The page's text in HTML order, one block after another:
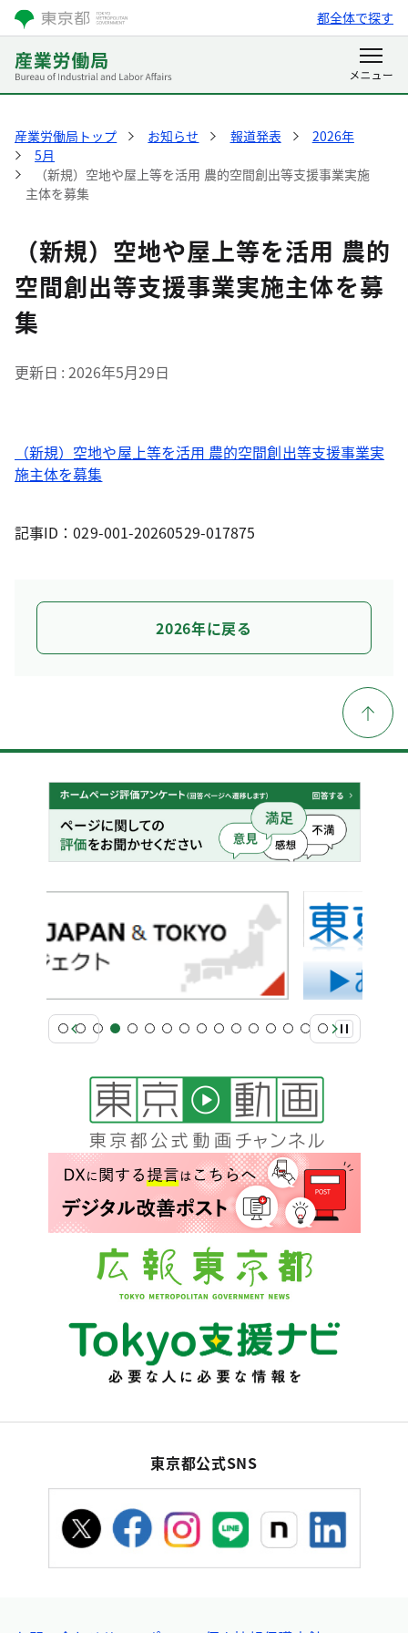
都全体で探す
産業労働局トップ お知らせ 報道発表
2026年
5月
（新規）空地や屋上等を活用 農的空間創出等支援事業実施
主体を募集
（新規）空地や屋上等を活用 農的
空間創出等支援事業実施主体を募
集
更新日 2026年5月29日
（新規）空地や屋上等を活用 農的空間創出等支援事業実
施主体を募集
記事ID：029-001-20260529-017875
2026年に戻る
東京都公式SNS